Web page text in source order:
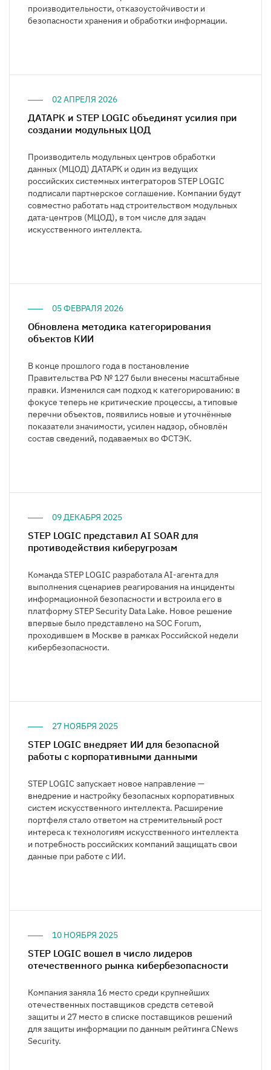
производительности, отказоустойчивости и
безопасности хранения и обработки информации.
02 АПРЕЛЯ 2026
ДАТАРК и STEP LOGIC объединят усилия при
создании модульных ЦОД
Производитель модульных центров обработки
данных (МЦОД) ДАТАРК и один из ведущих
российских системных интеграторов STEP LOGIC
подписали партнерское соглашение. Компании будут
совместно работать над строительством модульных
дата-центров (МЦОД), в том числе для задач
искусственного интеллекта.
05 ФЕВРАЛЯ 2026
Обновлена методика категорирования
объектов КИИ
В конце прошлого года в постановление
Правительства РФ № 127 были внесены масштабные
правки. Изменился сам подход к категорированию: в
фокусе теперь не критические процессы, а типовые
перечни объектов, появились новые и уточнённые
показатели значимости, усилен надзор, обновлён
состав сведений, подаваемых во ФСТЭК.
09 ДЕКАБРЯ 2025
STEP LOGIC представил AI SOAR для
противодействия киберугрозам
Команда STEP LOGIC разработала AI-агента для
выполнения сценариев реагирования на инциденты
информационной безопасности и встроила его в
платформу STEP Security Data Lake. Новое решение
впервые было представлено на SOC Forum,
проходившем в Москве в рамках Российской недели
кибербезопасности.
27 НОЯБРЯ 2025
STEP LOGIC внедряет ИИ для безопасной
работы с корпоративными данными
STEP LOGIC запускает новое направление —
внедрение и настройку безопасных корпоративных
систем искусственного интеллекта. Расширение
портфеля стало ответом на стремительный рост
интереса к технологиям искусственного интеллекта
и потребность российских компаний защищать свои
данные при работе с ИИ.
10 НОЯБРЯ 2025
STEP LOGIC вошел в число лидеров
отечественного рынка кибербезопасности
Компания заняла 16 место среди крупнейших
отечественных поставщиков средств сетевой
защиты и 27 место в списке поставщиков решений
для защиты информации по данным рейтинга CNews
Security.